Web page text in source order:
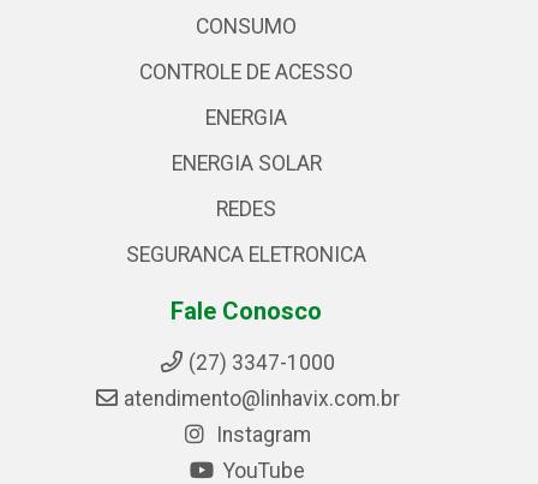
CONSUMO
CONTROLE DE ACESSO
ENERGIA
ENERGIA SOLAR
REDES
SEGURANCA ELETRONICA
Fale Conosco
(27) 3347-1000
atendimento@linhavix.com.br
Instagram
YouTube